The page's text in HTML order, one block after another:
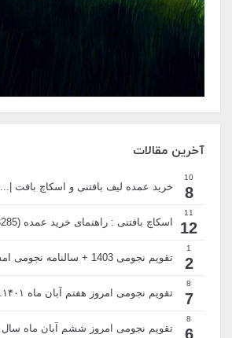
آخرین مقالات
10
8 خرید عمده لیف بافتنی و اسکاچ بافت |...
11
12 اسکاچ بافتنی : راهنمای خرید عمده (09309493285)
1
2 تقویم نجومی 1403 + سالنامه نجومی امسال
8
7 تقویم نجومی امروز هفتم آبان ماه ۱۴۰۱...
8
6 تقویم نجومی امروز ششم آبان ماه سال ۱۴۰۱...